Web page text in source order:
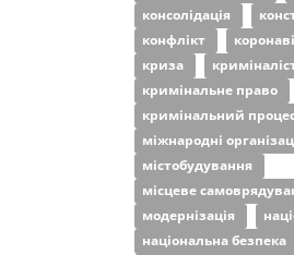
консолідація
конфлікт
криза
кримінальне право
кримінальний
міжнародні
містобудування
місцеве
модернізація
національна безпека